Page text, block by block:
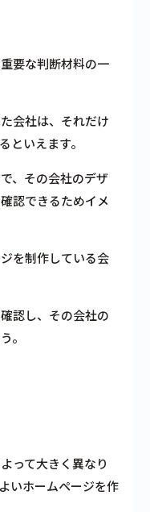
要な判断材料の一
会社は、それだけ
といえます。
、その会社のデザ
認できるためイメ
を制作している会
認し、その会社の
。
って大きく異なり
いホームページを作